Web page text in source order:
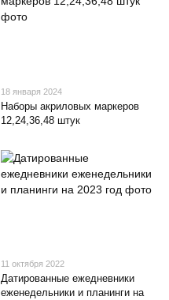
18 января 2024
Наборы акриловых маркеров
12,24,36,48 штук
11 октября 2022
Датированные ежедневники
еженедельники и планинги на